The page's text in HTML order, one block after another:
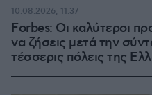
Forbes: Οι καλύτεροι
να ζήσεις μετά την
τέσσερις πόλεις της
10.08.2026, 11:37